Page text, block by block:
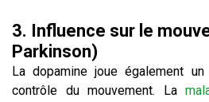
3. Influence sur le
Parkinson)
La dopamine joue également
contrôle du mouvement. La